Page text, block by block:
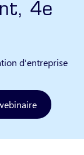
4e
d'entreprise